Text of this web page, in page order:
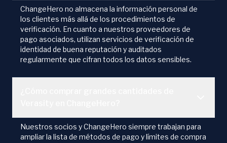
ChangeHero no almacena la información personal de
los clientes más allá de los procedimientos de
verificación. En cuanto a nuestros proveedores de
pago asociados, utilizan servicios de verificación de
identidad de buena reputación y auditados
regularmente que cifran todos los datos sensibles.
Nuestros socios y ChangeHero siempre trabajan para
ampliar la lista de métodos de pago y límites de compra